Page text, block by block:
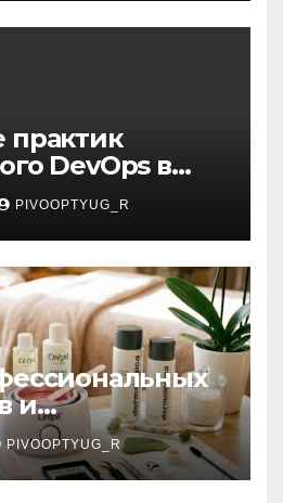
практик
DevOps в
ИТ-
PIVOOPTYUG_R
и
для
ресниц и
PIVOOPTYUG_R